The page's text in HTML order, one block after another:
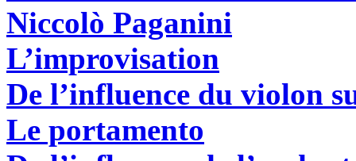
Niccolò Paganini
L’improvisation
De l’influence du violon
Le portamento